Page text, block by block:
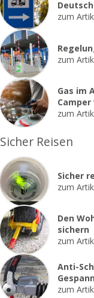
zum
zum
Gas im
Camper
zum
Sicher Reisen
Sicher
zum
Den
sichern
zum
Anti-
zum